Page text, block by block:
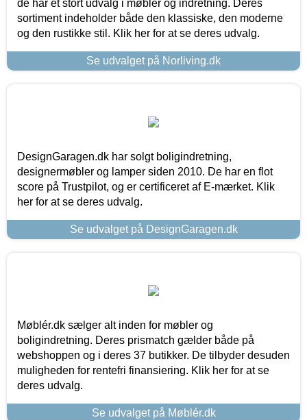
de har et stort udvalg i møbler og indretning. Deres
sortiment indeholder både den klassiske, den moderne
og den rustikke stil. Klik her for at se deres udvalg.
Se udvalget på Norliving.dk
DesignGaragen.dk har solgt boligindretning,
designermøbler og lamper siden 2010. De har en flot
score på Trustpilot, og er certificeret af E-mærket. Klik
her for at se deres udvalg.
Se udvalget på DesignGaragen.dk
Møblér.dk sælger alt inden for møbler og
boligindretning. Deres prismatch gælder både på
webshoppen og i deres 37 butikker. De tilbyder desuden
muligheden for rentefri finansiering. Klik her for at se
deres udvalg.
Se udvalget på Møblér.dk